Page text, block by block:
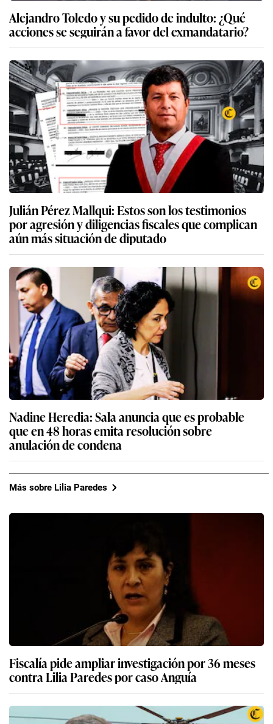
Alejandro Toledo y su pedido de indulto: ¿Qué
acciones se seguirán a favor del exmandatario?
Julián Pérez Mallqui: Estos son los testimonios
por agresión y diligencias fiscales que complican
aún más situación de diputado
Nadine Heredia: Sala anuncia que es probable
que en 48 horas emita resolución sobre
anulación de condena
Más sobre Lilia Paredes
Fiscalía pide ampliar investigación por 36 meses
contra Lilia Paredes por caso Anguía